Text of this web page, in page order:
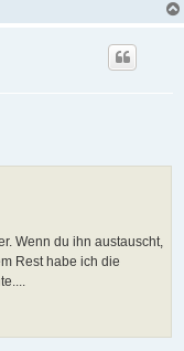
Wenn du ihn austauscht,
Rest habe ich die